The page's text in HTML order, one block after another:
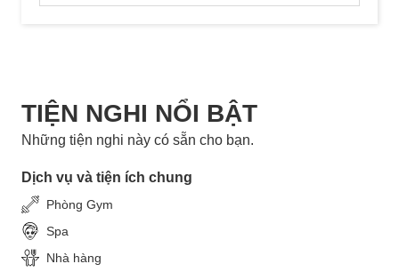
TIỆN NGHI NỔI BẬT
Những tiện nghi này có sẵn cho bạn.
Dịch vụ và tiện ích chung
Phòng Gym
Spa
Nhà hàng